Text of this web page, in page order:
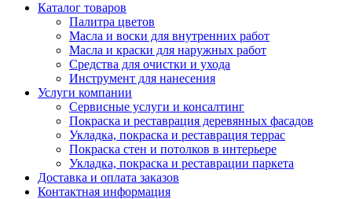
Каталог товаров
Палитра цветов
Масла и воски для внутренних работ
Масла и краски для наружных работ
Средства для очистки и ухода
Инструмент для нанесения
Услуги компании
Сервисные услуги и консалтинг
Покраска и реставрация деревянных фасадов
Укладка, покраска и реставрация террас
Покраска стен и потолков в интерьере
Укладка, покраска и реставрации паркета
Доставка и оплата заказов
Контактная информация